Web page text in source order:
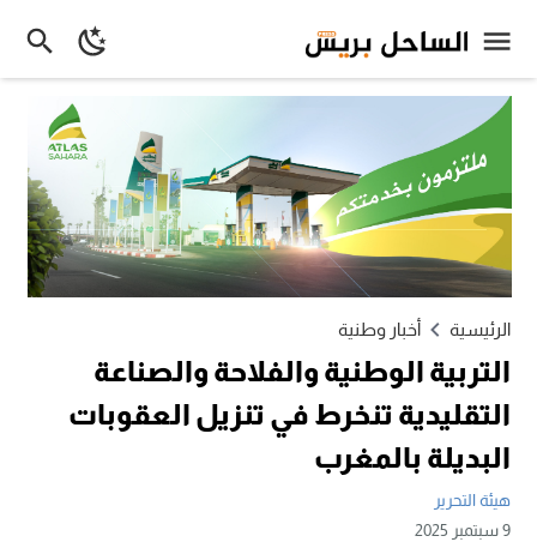
الرئيسية أخبار وطنية
التربية الوطنية والفلاحة والصناعة
التقليدية تنخرط في تنزيل العقوبات
البديلة بالمغرب
هيئة التحرير
9 سبتمبر 2025